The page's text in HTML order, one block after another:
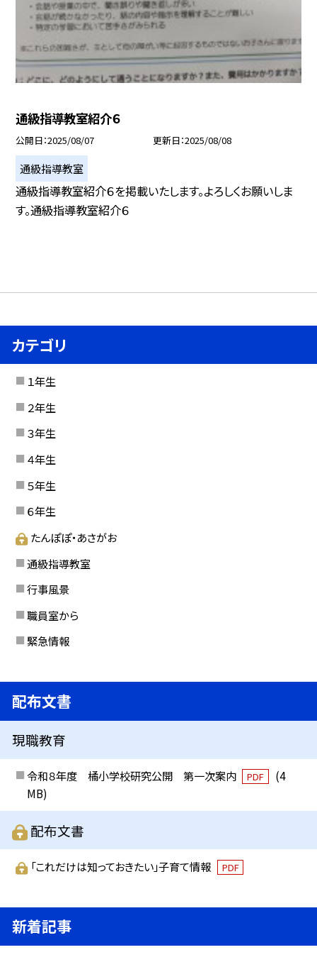
通級指導教室紹介６
公開日 2025/08/07 更新日 2025/08/08
通級指導教室
通級指導教室紹介６を掲載いたします。よろしくお願いしま
す。通級指導教室紹介６
カテゴリ
１年生
２年生
３年生
４年生
５年生
６年生
たんぽぽ・あさがお
通級指導教室
行事風景
職員室から
緊急情報
配布文書
現職教育
令和８年度 橘小学校研究公開 第一次案内 PDF
(4
MB)
配布文書
「これだけは知っておきたい」子育て情報 PDF
新着記事